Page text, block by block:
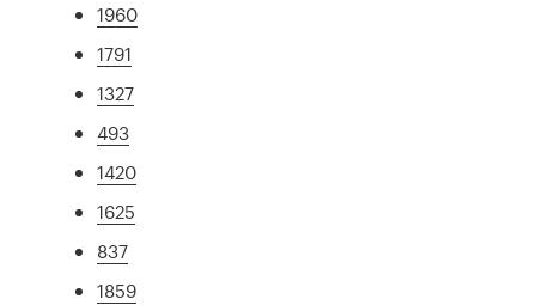
1960
1791
1327
493
1420
1625
837
1859